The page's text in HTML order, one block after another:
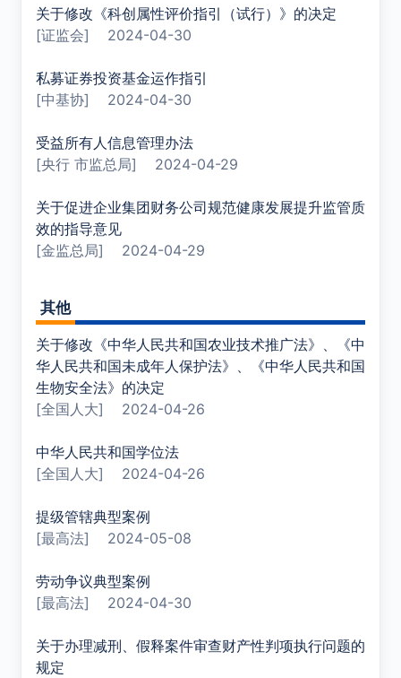
关于修改《科创属性评价指引（试行）》的决定
[证监会] 2024-04-30
私募证券投资基金运作指引
[中基协] 2024-04-30
受益所有人信息管理办法
[央行 市监总局] 2024-04-29
关于促进企业集团财务公司规范健康发展提升监管质
效的指导意见
[金监总局] 2024-04-29
其他
关于修改《中华人民共和国农业技术推广法》、《中
华人民共和国未成年人保护法》、《中华人民共和国
生物安全法》的决定
[全国人大] 2024-04-26
中华人民共和国学位法
[全国人大] 2024-04-26
提级管辖典型案例
[最高法] 2024-05-08
劳动争议典型案例
[最高法] 2024-04-30
关于办理减刑、假释案件审查财产性判项执行问题的
规定